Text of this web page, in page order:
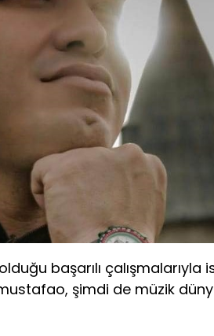
başarılı
şimdi de müzik